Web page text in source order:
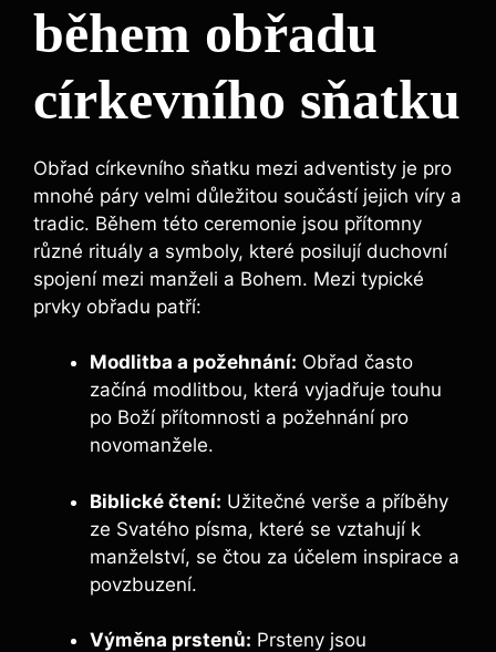
během obřadu
církevního sňatku
Obřad církevního sňatku mezi adventisty je pro
mnohé páry velmi důležitou součástí jejich víry a
tradic. Během této ceremonie jsou přítomny
různé rituály a symboly, které posilují duchovní
spojení mezi manželi a Bohem. Mezi typické
prvky obřadu patří:
Modlitba a požehnání: Obřad často
začíná modlitbou, která vyjadřuje touhu
po Boží přítomnosti a požehnání pro
novomanžele.
Biblické čtení: Užitečné verše a příběhy
ze Svatého písma, které se vztahují k
manželství, se čtou za účelem inspirace a
povzbuzení.
Výměna prstenů: Prsteny jsou